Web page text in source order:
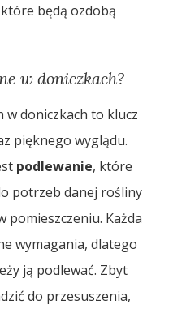
będą ozdobą
w doniczkach?
w doniczkach to klucz
pięknego wyglądu.
podlewanie, które
potrzeb danej rośliny
pomieszczeniu. Każda
wymagania, dlatego
ją podlewać. Zbyt
do przesuszenia,